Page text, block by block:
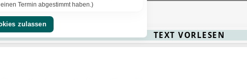
TEXT VORLESEN
Termin abgestimmt haben.)